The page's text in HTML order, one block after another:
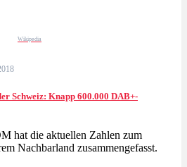
Wikipedia
Schweiz: Knapp 600.000 DAB+-
hat die aktuellen Zahlen zum
Nachbarland zusammengefasst.